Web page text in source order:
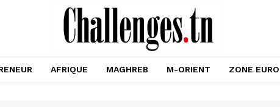
AFRIQUE MAGHREB M-ORIENT ZONE EURO